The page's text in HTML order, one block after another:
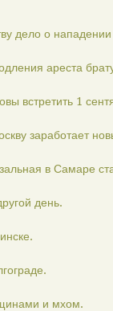
дело о
ареста
встретить 1
заработает
в Самаре
день.
и мхом.